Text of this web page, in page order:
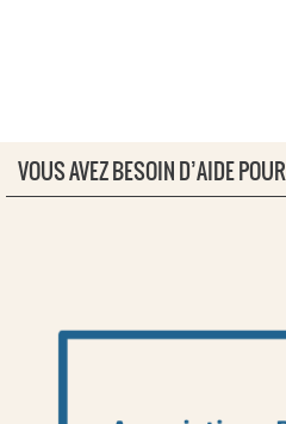
VOUS AVEZ BESOIN D’AIDE